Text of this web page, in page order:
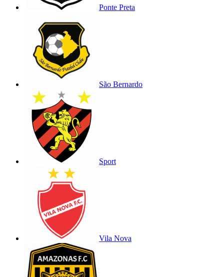
Ponte Preta
São Bernardo
Sport
Vila Nova